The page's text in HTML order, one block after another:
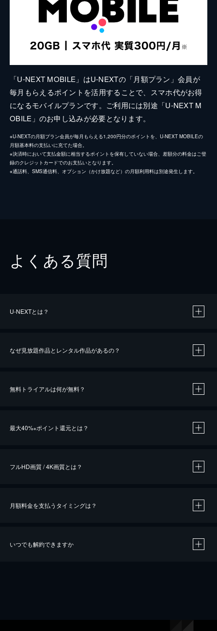
「U-NEXT MOBILE」はU-NEXTの「月額プラン」会員が
毎月もらえるポイントを活用することで、スマホ代がお得
になるモバイルプランです。ご利用には別途「U-NEXT M
OBILE」のお申し込みが必要となります。
※U-NEXTの月額プラン会員が毎月もらえる1,200円分のポイントを、U-NEXT MOBILEの
月額基本料の支払いに充てた場合。
※決済時において支払金額に相当するポイントを保有していない場合、差額分の料金はご登
録のクレジットカードでのお支払いとなります。
※通話料、SMS通信料、オプション（かけ放題など）の月額利用料は別途発生します。
よくある質問
U-NEXTとは？
なぜ見放題作品とレンタル作品があるの？
無料トライアルは何が無料？
最大40%※ポイント還元とは？
※40％ポイント還元の対象は、クレジットカード決済による作品の購入 / レンタルです。
iOSアプリのUコイン決済による作品の購入 / レンタルは、20％のポイント還元です。
フルHD画質 / 4K画質とは？
月額料金を支払うタイミングは？
いつでも解約できますか